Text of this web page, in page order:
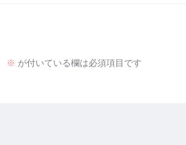
※ が付いている欄は必須項目です